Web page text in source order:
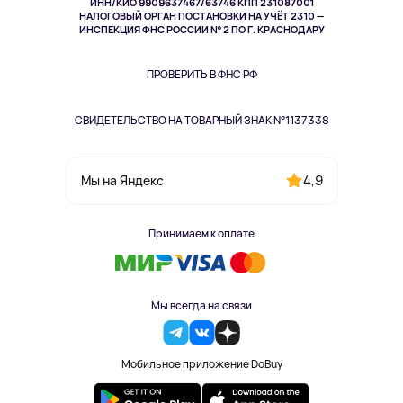
НАЛОГОВЫЙ ОРГАН ПОСТАНОВКИ НА УЧЁТ 2310 —
ИНСПЕКЦИЯ ФНС РОССИИ № 2 ПО Г. КРАСНОДАРУ
ПРОВЕРИТЬ В ФНС РФ
СВИДЕТЕЛЬСТВО НА ТОВАРНЫЙ ЗНАК №1137338
Мы на Яндекс 4,9
Принимаем к оплате
Мы всегда на связи
Мобильное приложение DoBuy
Здоровье питомцев
Одежда и аксессуары